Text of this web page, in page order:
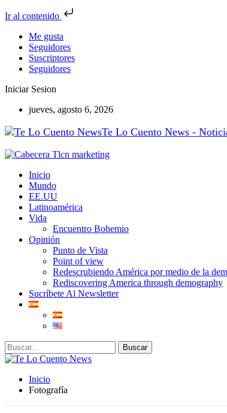
Ir al contenido
Me gusta
Seguidores
Suscriptores
Seguidores
Iniciar Sesion
jueves, agosto 6, 2026
Te Lo Cuento News -
Inicio
Mundo
EE.UU
Latinoamérica
Vida
Encuentro Bohemio
Opinión
Punto de Vista
Point of view
Redescrubiendo América por medio de la
Rediscovering America through demography
Sucríbete Al Newsletter
Inicio
Fotografía